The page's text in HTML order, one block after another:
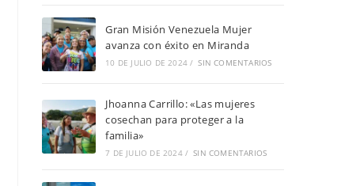
Gran Misión Venezuela Mujer
avanza con éxito en Miranda
10 DE JULIO DE 2024 / SIN COMENTARIOS
Jhoanna Carrillo: «Las mujeres
cosechan para proteger a la
familia»
7 DE JULIO DE 2024 / SIN COMENTARIOS